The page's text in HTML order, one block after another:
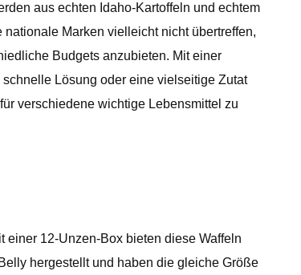
aus echten Idaho-Kartoffeln und echtem
Marken vielleicht nicht übertreffen,
Budgets anzubieten. Mit einer
Lösung oder eine vielseitige Zutat
verschiedene wichtige Lebensmittel zu
einer 12-Unzen-Box bieten diese Waffeln
hergestellt und haben die gleiche Größe